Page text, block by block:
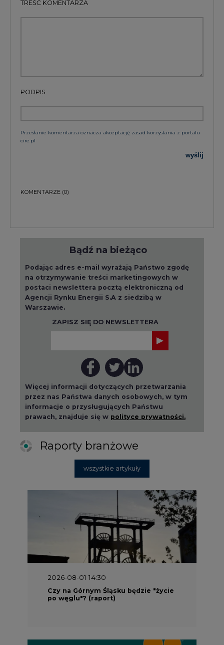
TREŚĆ KOMENTARZA
PODPIS
Przesłanie komentarza oznacza akceptację zasad korzystania z portalu
cire.pl
wyślij
KOMENTARZE (0)
Bądź na bieżąco
Podając adres e-mail wyrażają Państwo zgodę
na otrzymywanie treści marketingowych w
postaci newslettera pocztą elektroniczną od
Agencji Rynku Energii S.A z siedzibą w
Warszawie.
ZAPISZ SIĘ DO NEWSLETTERA
Więcej informacji dotyczących przetwarzania
przez nas Państwa danych osobowych, w tym
informacje o przysługujących Państwu
prawach, znajduje się w polityce prywatności.
Raporty branżowe
wszystkie artykuły
2026-08-01 14:30
Czy na Górnym Śląsku będzie "życie
po węglu"? (raport)